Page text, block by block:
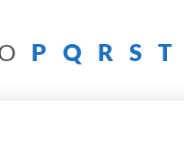
P Q R S T